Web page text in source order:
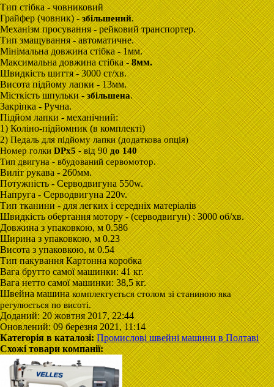
Тип стібка - човниковий
Грайфер (човник) -збільшений.
Механізм просування - рейковий транспортер.
Тип змащування - автоматичне.
Мінімальна довжина стібка - 1мм.
Максимальна довжина стібка -8мм.
Швидкість шиття - 3000 ст/хв.
Висота підйому лапки - 13мм.
Місткість шпульки -збільшенa.
Закріпка - Ручна.
Підйом лапки - механічний:
1) Коліно-підйомник (в комплекті)
2) Педаль для підйому лапки (додаткова опція)
Номер голкиDPx5 - від 90до 140
Тип двигуна - вбудованийсервомотор.
Виліт рукава - 260мм.
Потужність - Серводвигуна 550w.
Напруга - Серводвигуна 220v.
Тип тканини - для легких і середніх матеріалів
Швидкість обертання моторy - (серводвигун) : 3000 об/хв.
Довжина з упаковкою, м 0.586
Ширина з упаковкою, м 0.23
Висота з упаковкою, м 0.54
Тип пакування Картонна коробка
Вага брутто самої машинки: 41 кг.
Вага нетто самої машинки: 38,5 кг.
Швейна машинакомплектується столом зі станиною яка
регулюється по висоті.
Доданий: 20 жовтня 2017, 22:44
Оновлений: 09 березня 2021, 11:14
Категорія в каталозі: Промислові швейні машини в Полтаві
Схожі товари компанії: